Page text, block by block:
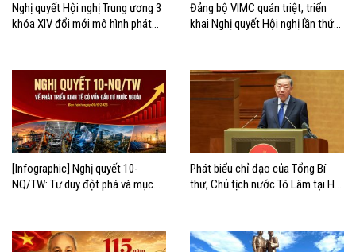
Nghị quyết Hội nghị Trung ương 3
khóa XIV đổi mới mô hình phát
Đảng bộ VIMC quán triệt, triển
khai Nghị quyết Hội nghị lần thứ
[Infographic] Nghị quyết 10-
NQ/TW: Tư duy đột phá và mục
Phát biểu chỉ đạo của Tổng Bí
thư, Chủ tịch nước Tô Lâm tại Hội